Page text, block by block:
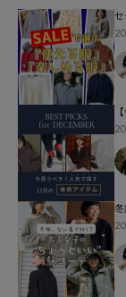
ど自分たちが本気で
む生活体験者＝フリ
方を提案するセレク
セ
冬